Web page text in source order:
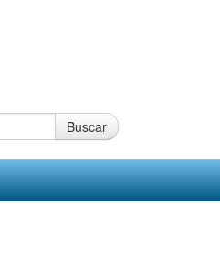
Buscar